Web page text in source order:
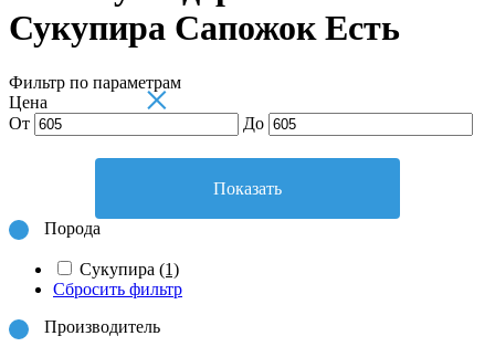
Сукупира Сапожок Есть
Фильтр по параметрам
×
Цена
От
До
Показать
Порода
Сукупира (1)
Сбросить фильтр
Производитель